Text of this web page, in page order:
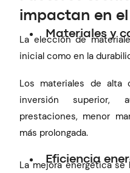
impactan en
Materiales y
La elección de
inicial como en la
Los materiales de alta
inversión superior,
prestaciones, menor
más prolongada.
Eficiencia
La mejora energética